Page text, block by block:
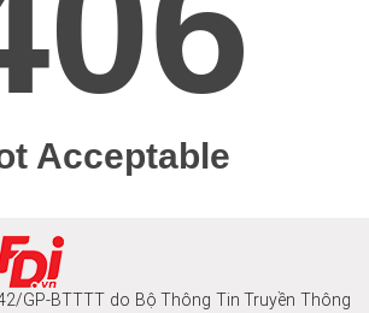
GP-BTTTT do Bộ Thông Tin Truyền Thông